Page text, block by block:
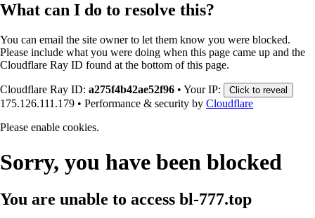
What can I do to resolve this?
You can email the site owner to let them know you were blocked.
Please include what you were doing when this page came up and the
Cloudflare Ray ID found at the bottom of this page.
Cloudflare Ray ID: a275f4b42ae52f96 • Your IP: Click to reveal
175.126.111.179 • Performance & security by Cloudflare
Please enable cookies.
Sorry, you have been blocked
You are unable to access bl-777.top